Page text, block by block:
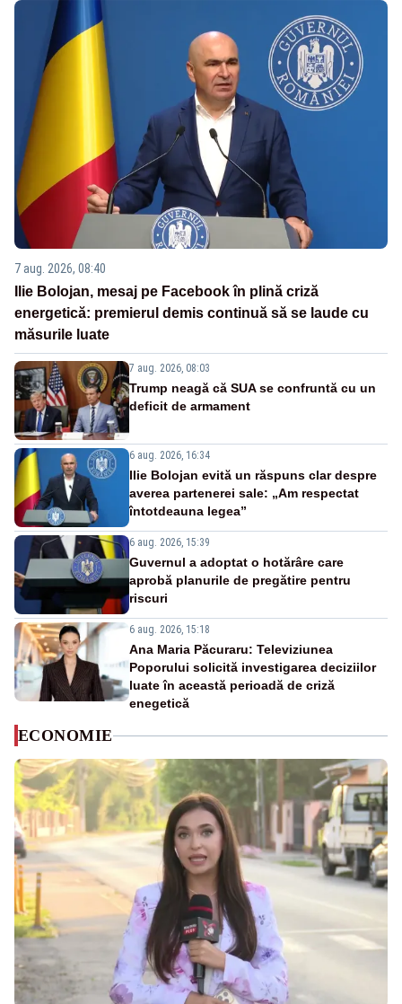
7 aug. 2026, 08:40
Ilie Bolojan, mesaj pe Facebook în plină criză
energetică: premierul demis continuă să se laude cu
măsurile luate
7 aug. 2026, 08:03
Trump neagă că SUA se confruntă cu un
deficit de armament
6 aug. 2026, 16:34
Ilie Bolojan evită un răspuns clar despre
averea partenerei sale: „Am respectat
întotdeauna legea”
6 aug. 2026, 15:39
Guvernul a adoptat o hotărâre care
aprobă planurile de pregătire pentru
riscuri
6 aug. 2026, 15:18
Ana Maria Păcuraru: Televiziunea
Poporului solicită investigarea deciziilor
luate în această perioadă de criză
enegetică
ECONOMIE